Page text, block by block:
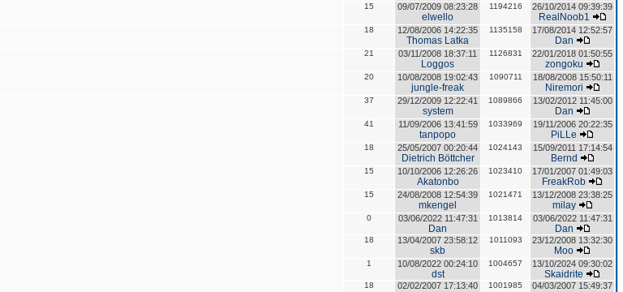
15 09/07/2009 08:23:28
elwello
1194216 26/10/2014 09:39:39
RealNoob1
18 12/08/2006 14:22:35
Thomas Latka
1135158 17/08/2014 12:52:57
Dan
21 03/11/2008 18:37:11
Loggos
1126831 22/01/2018 01:50:55
zongoku
20 10/08/2008 19:02:43
jungle-freak
1090711 18/08/2008 15:50:11
Niremori
37 29/12/2009 12:22:41
system
1089866 13/02/2012 11:45:00
Dan
41 11/09/2006 13:41:59
tanpopo
1033969 19/11/2006 20:22:35
PiLLe
18 25/05/2007 00:20:44
Dietrich Böttcher
1024143 15/09/2011 17:14:54
Bernd
15 10/10/2006 12:26:26
Akatonbo
1023410 17/01/2007 01:49:03
FreakRob
15 24/08/2008 12:54:39
mkengel
1021471 13/12/2008 23:38:25
milay
0 03/06/2022 11:47:31
Dan
1013814 03/06/2022 11:47:31
Dan
18 13/04/2007 23:58:12
skb
1011093 23/12/2008 13:32:30
Moo
1 10/08/2022 00:24:10
dst
1004657 13/10/2024 09:30:02
Skaidrite
18 02/02/2007 17:13:40 1001985 04/03/2007 15:49:37